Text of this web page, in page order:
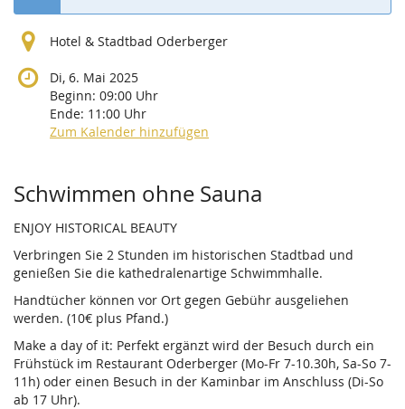
Hotel & Stadtbad Oderberger
Di, 6. Mai 2025
Beginn: 09:00 Uhr
Ende: 11:00 Uhr
Zum Kalender hinzufügen
Produkte
Schwimmen ohne Sauna
ENJOY HISTORICAL BEAUTY
Verbringen Sie 2 Stunden im historischen Stadtbad und
genießen Sie die kathedralenartige Schwimmhalle.
Handtücher können vor Ort gegen Gebühr ausgeliehen
werden. (10€ plus Pfand.)
Make a day of it: Perfekt ergänzt wird der Besuch durch ein
Frühstück im Restaurant Oderberger (Mo-Fr 7-10.30h, Sa-So 7-
11h) oder einen Besuch in der Kaminbar im Anschluss (Di-So
ab 17 Uhr).